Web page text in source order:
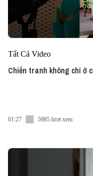
Tất Cả Video
Chiến tranh không chỉ ở
01:27 5985 lượt xem